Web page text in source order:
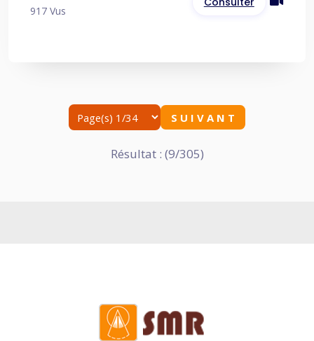
917 Vus
S U I V A N T
Résultat : (9/305)